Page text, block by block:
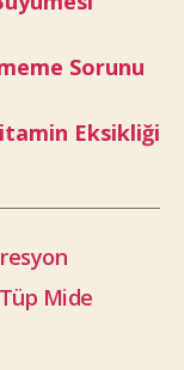
Sorunu
Eksikliği
Mide